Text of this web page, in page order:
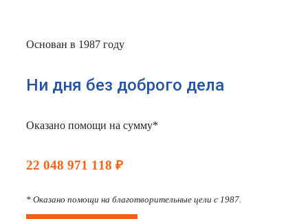
Основан в 1987 году
Ни дня без доброго дела
Оказано помощи на сумму*
22 048 971 118 ₽
* Оказано помощи на благотворительные цели с 1987.